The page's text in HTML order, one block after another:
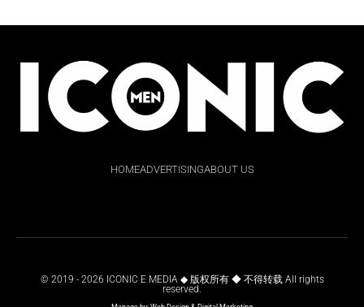
HOMEADVERTISINGABOUT US
© 2019 - 2026 ICONIC E MEDIA ◆ 版权所有 ◆ 不得转载 All rights
reserved.